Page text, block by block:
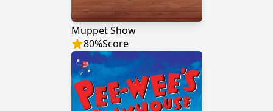
Muppet Show
80%Score